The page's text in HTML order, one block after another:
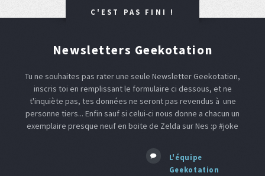
C'EST PAS FINI !
Newsletters Geekotation
Tu ne souhaites pas rater une seule Newsletter Geekotation,
inscris toi en remplissant le formulaire ci dessous, et ne
t'inquiète pas, tes données ne seront pas revendus à une
personne tiers... Enfin sauf si celui-ci nous donne a chacun un
exemplaire presque neuf en boite de Zelda sur Nes :p #joke
L'équipe
Geekotation